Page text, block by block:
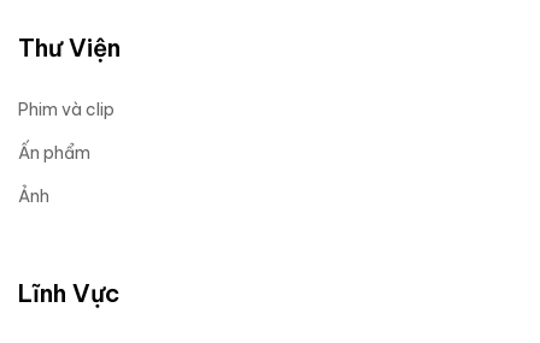
Thư Viện
Phim và clip
Ấn phẩm
Ảnh
Lĩnh Vực